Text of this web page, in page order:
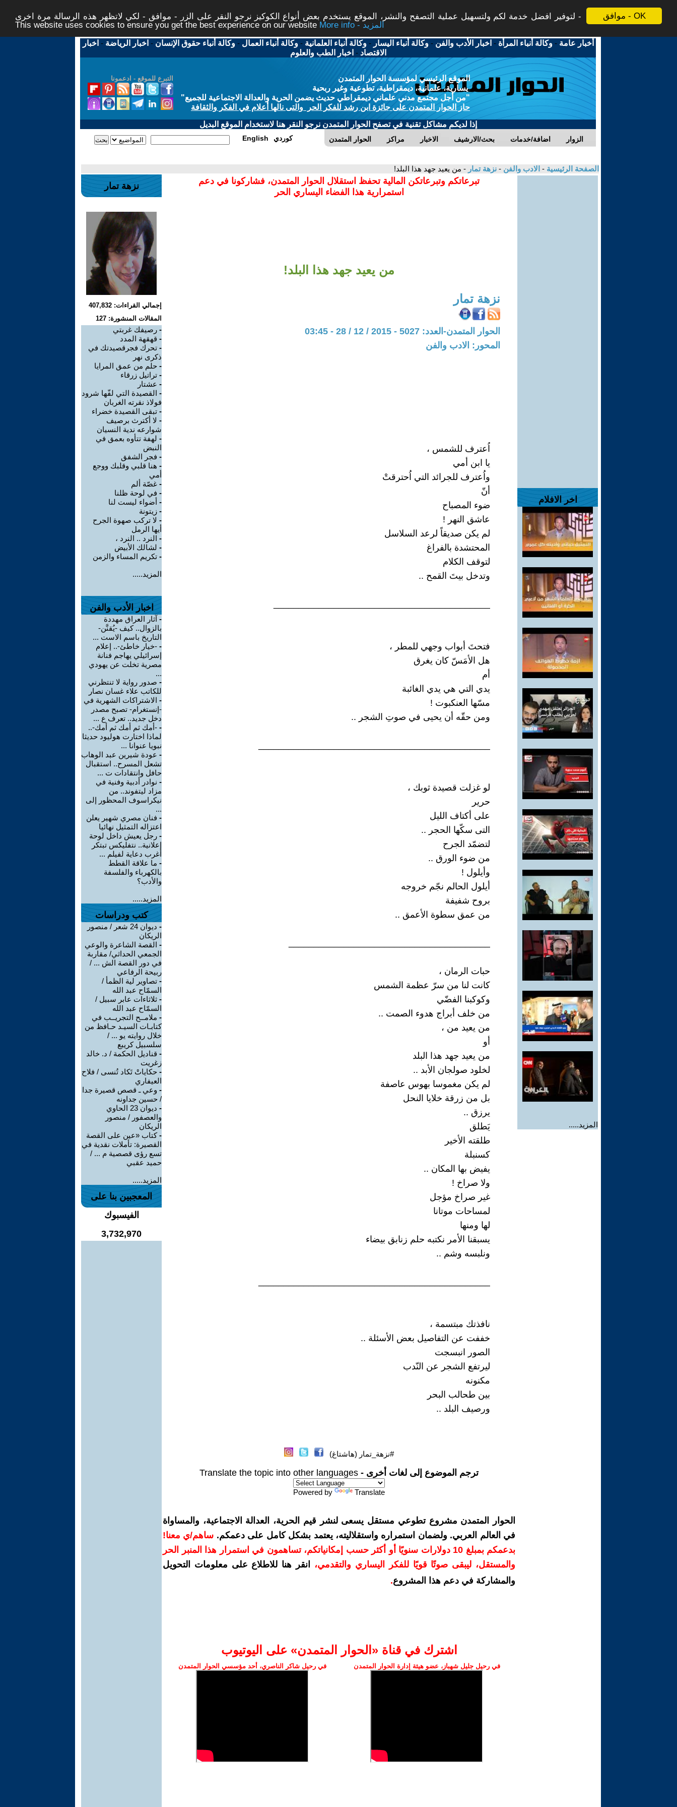
موافق - OK
لتوفير افضل خدمة لكم ولتسهيل عملية التصفح والنشر، الموقع يستخدم بعض أنواع الكوكيز نرجو النقر على الزر - موافق - لكي لاتظهر هذه الرسالة مرة اخرى -
This website uses cookies to ensure you get the best experience on our website
More info - المزيد
أخبار عامة -وكالة أنباء المرأة - اخبار الأدب والفن -وكالة أنباء اليسار -وكالة أنباء العلمانية -وكالة أنباء العمال -وكالة أنباء حقوق الإنسان - اخبار الرياضة - اخبار
الاقتصاد - اخبار الطب والعلوم
التبرع للموقع - ادعمونا
الموقع الرئيسي لمؤسسة الحوار المتمدن
يسارية، علمانية، ديمقراطية، تطوعية وغير ربحية
"من أجل مجتمع مدني علماني ديمقراطي حديث يضمن الحرية والعدالة الاجتماعية للجميع"
حاز الحوار المتمدن على جائزة ابن رشد للفكر الحر والتى نالها أعلام في الفكر والثقافة
إذا لديكم مشاكل تقنية في تصفح الحوار المتمدن نرجو النقر هنا لاستخدام الموقع البديل
الحوار المتمدن مراكز الاخبار بحث/الارشيف اضافة/خدمات الزوار English كوردي
الصفحة الرئيسية - الادب والفن - نزهة تمار - من يعيد جهد هذا البلد!
اخر الافلام
المزيد.....
تبرعاتكم وتبرعاتكن المالية تحفظ استقلال الحوار المتمدن، فشاركونا في دعم
استمرارية هذا الفضاء اليساري الحر
من يعيد جهد هذا البلد!
نزهة تمار
الحوار المتمدن-العدد: 5027 - 2015 / 12 / 28 - 03:45
المحور: الادب والفن
اُعترف للشمس ،
يا ابن أمي
واُعترف للجرائد التي اُحترقتْ
أنّ
ضوء المصباح
عاشق النهر !
لم يكن صديقاً لرعد السلاسل
المحتشدة بالفراغ
لتوقف الكلام
وتدخل بيتَ القمح ..
فتحتَ أبواب وجهي للمطر ،
هل الأمَسّ كان يغرق
أم
يدي التي هي يدي الغائبة
مسّها العنكبوت !
ومن حقّه أن يحيى في صوتِ الشجر ..
لو غزلت قصيدة ثوبك ،
حرير
على أكتاف الليل
التى سكّها الحجر ..
لتضمّد الجرح
من ضوء الورق ..
وأيلول !
أيلول الحالم نجّم خروجه
بروح شفيفة
من عمق سطوة الأعمق ..
حبات الرمان ،
كانت لنا من سرّ عظمة الشمس
وكوكبنا الفضّي
من خلف أبراج هدوء الصمت ..
من يعيد من ،
أو
من يعيد جهد هذا البلد
لخلود صولجان الأبد ..
لم يكن مغموسا بهوس عاصفة
بل من زرقة خلايا النحل
يرزق ..
يَطلق
طلقته الأخير
كسنبلة
يفيض بها المكان ..
ولا صراخ !
غير صراخ مؤجل
لمساحات موتانا
لها ومنها
يسبقنا الأمر نكتبه حلم زنابق بيضاء
ونلبسه وشم ..
نافذتك مبتسمة ،
خففت عن التفاصيل بعض الأسئلة ..
الصور انبسجت
ليرتفع الشجر عن النّدب
مكنونه
بين طحالب البحر
ورصيف البلد ..
#نزهة_تمار (هاشتاغ)
ترجم الموضوع إلى لغات أخرى - Translate the topic into other languages
Powered by Translate
الحوار المتمدن مشروع تطوعي مستقل يسعى لنشر قيم الحرية، العدالة الاجتماعية، والمساواة
في العالم العربي. ولضمان استمراره واستقلاليته، يعتمد بشكل كامل على دعمكم. ساهم/ي معنا!
بدعمكم بمبلغ 10 دولارات سنويًا أو أكثر حسب إمكانياتكم، تساهمون في استمرار هذا المنبر الحر
والمستقل، ليبقى صوتًا قويًا للفكر اليساري والتقدمي،
انقر هنا للاطلاع على معلومات التحويل
والمشاركة في دعم هذا المشروع.
اشترك في قناة ‫«الحوار المتمدن» على اليوتيوب
في رحيل جليل شهباز، عضو هيئة إدارة الحوار المتمدن في رحيل شاكر الناصري، أحد مؤسسي الحوار المتمدن
نزهة تمار
إجمالي القراءات: 407,832
المقالات المنشورة: 127
- رصيفك غربتي
- قهقهة المدد
- تحرك فجرقصيدتك في
ذكرى نهر
- حلم من عمق المرايا
- تراتيل زرقاء
- عشتار
- القصيدة التي لفّها شرود
فولاذ نقرته الغربان
- تبقى القصيدة خضراء
- لا أكترث برصيف
شوارعه ندية النسيان
- لهفة تتأوه بعمق في
النبض
- فجر الشفق
- هنا قلبي وقلبك ووجع
أمي
- غصّة ألم
- في لوحة ظلنا
- أضواء ليست لنا
- زيتونة
- لا تركب صهوة الجرح
أيها الرمل
- النرد .. النرد ،
- لشالك الأبيض
- تكريم المساء والزمن
المزيد.....
اخبار الأدب والفن
- آثار العراق مهددة
بالزوال.. كيف -يُقنَّن-
التاريخ باسم الاست ...
- -خيار خاطئ-.. إعلام
إسرائيلي يهاجم فنانة
مصرية تخلت عن يهودي
...
- صدور رواية لا تنتظرني
للكاتب علاء غسان نصار
- الاشتراكات الشهرية في
-إنستغرام- تصبح مصدر
دخل جديد.. تعرف ع ...
- -أمك ثم أمك ثم أمك-..
لماذا اختارت هوليود حديثا
نبويا عنوانا ...
- عودة شيرين عبد الوهاب
تشعل المسرح.. استقبال
حافل وانتقادات ت ...
- نوادر أدبية وفنية في
مزاد ليتفوند.. من
نيكراسوف المحظور إلى
...
- فنان مصري شهير يعلن
اعتزاله التمثيل نهائيا
- رجل يعيش داخل لوحة
إعلانية.. نتفليكس تبتكر
أغرب دعاية لفيلم ...
- ما علاقة القطط
بالكهرباء والفلسفة
والأدب؟
المزيد.....
كتب ودراسات
-
ديوان 24 شعر / منصور
الريكان
- القصة الشاعرة والوعي
الجمعي الحداثي/ مقاربة
في دور القصة الش ... /
ربيحة الرفاعي
- تصاوير لية الظمأ /
السمّاح عبد الله
- ثلاثاءات عابر سبيل /
السمّاح عبد الله
- ملامــح التجريــب في
كتابـات السيـد حـافظ من
خلال روايته يو ... /
سلسبيل كريبع
- قناديل الحكمة / د. خالد
زغريت
- حكاياتْ تَكاد تُنسى / فلاح
العيفاري
- وعي ـ قصص قصيرة جدا
/ حسين جداونه
-
ديوان 23 الحاوي
والعصفور / منصور
الريكان
-كتاب «عين على القصة
القصيرة: تأملات نقدية في
تسع رؤى قصصية م ... /
حميد عقبي
المزيد.....
المعجبين بنا على
الفيسبوك
3,732,970